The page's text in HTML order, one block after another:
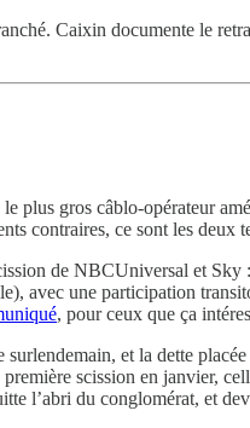
Caixin documente le
plus gros câblo-opérateur
contraires, ce sont les deux
de NBCUniversal et
avec une participation
, pour ceux que ça
surlendemain, et la dette placée
première scission en janvier,
l’abri du conglomérat, et